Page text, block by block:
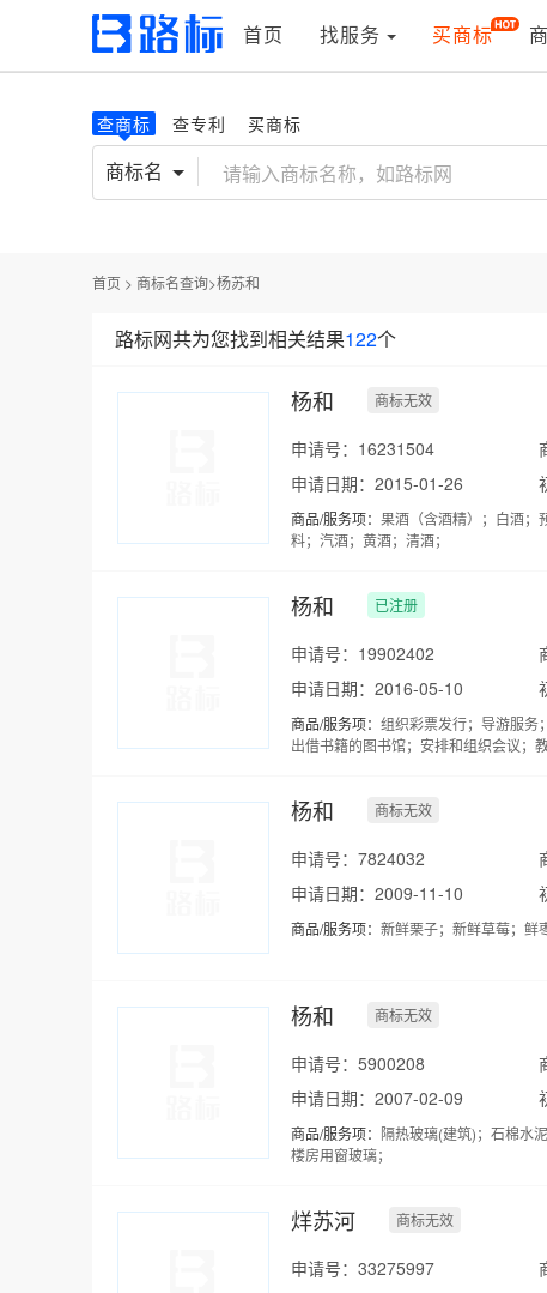
首页 找服务 买商标
查商标 查专利 买商标
商标名
首页 > 商标名查询>杨苏和
路标网共为您找到相关结果122个
杨和 商标无效
申请号：16231504
申请日期：2015-01-26
商品/服务项： 果酒（含酒精）；白酒；
料；汽酒；黄酒；清酒；
杨和 已注册
申请号：19902402
申请日期：2016-05-10
商品/服务项： 组织彩票发行；导游服务
出借书籍的图书馆；安排和组织会议；教
杨和 商标无效
申请号：7824032
申请日期：2009-11-10
商品/服务项： 新鲜栗子；新鲜草莓；鲜
杨和 商标无效
申请号：5900208
申请日期：2007-02-09
商品/服务项： 隔热玻璃(建筑)；石棉水
楼房用窗玻璃；
烊苏河 商标无效
申请号：33275997